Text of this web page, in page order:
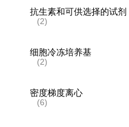
抗生素和可供选择的试剂
(2)
细胞冷冻培养基
(2)
密度梯度离心
(6)